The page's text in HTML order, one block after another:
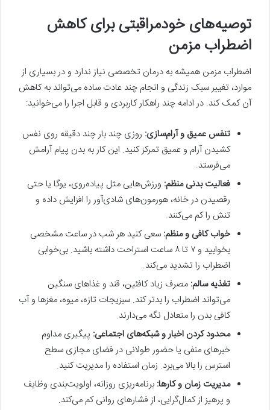
توصیه‌های خودمراقبتی برای کاهش
اضطراب مزمن
اضطراب مزمن همیشه به درمان تخصصی نیاز ندارد و در بسیاری از
موارد، تغییر سبک زندگی و انجام چند عادت ساده می‌تواند به کاهش
آن کمک کند. در ادامه چند راهکار کاربردی و قابل اجرا را می‌خوانید:
تنفس عمیق و آرام‌سازی: روزی چند بار چند دقیقه روی نفس
کشیدن آرام و عمیق تمرکز کنید. این کار به بدن پیام آرامش
می‌فرستد.
فعالیت بدنی منظم: ورزش‌هایی مثل پیاده‌روی، یوگا یا حتی
رقصیدن در خانه، هورمون‌های شادی‌آور را افزایش داده و
تنش را کم می‌کنند.
خواب کافی و منظم: سعی کنید هر شب در ساعت مشخصی
بخوابید و ۷ تا ۸ ساعت استراحت داشته باشید. بی‌خوابی
اضطراب را تشدید می‌کند.
تغذیه سالم: مصرف زیاد کافئین، قند و غذاهای سنگین
می‌تواند اضطراب را بدتر کند. سبزیجات تازه، میوه، مغزها و آب
کافی بدن را متعادل نگه می‌دارند.
محدود کردن اخبار و شبکه‌های اجتماعی: پیگیری مداوم
خبرهای منفی یا حضور طولانی در فضای مجازی سطح
استرس را بالا می‌برد. زمان استفاده را مدیریت کنید.
مدیریت زمان و کارها: برنامه‌ریزی روزانه، اولویت‌بندی وظایف
و پرهیز از کمال‌گرایی، از فشارهای روانی کم می‌کند.